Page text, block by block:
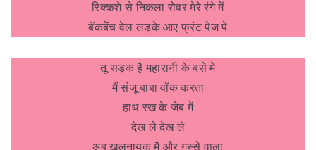
रिक्कशे से निकला रोवर मेरे रंगे में
बॅकबेंच वेल लड़के आए फ्रंट पेज पे
तू सड़क है महारानी के बसे में
मैं संजू बाबा वॉक करता
हाथ रख के जेब में
देख ले देख ले
अब खलनायक मैं और गुस्से वाला